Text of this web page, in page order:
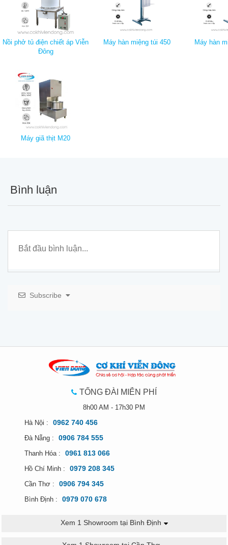
Nồi phở tủ điện chiết áp Viễn
Đông
Máy hàn miệng túi 450 Máy hàn
Máy giã thịt M20
Bình luận
Subscribe
TỔNG ĐÀI MIỄN PHÍ
8h00 AM - 17h30 PM
Hà Nội :
0962 740 456
Đà Nẵng : 0906 784 555
Thanh Hóa : 0961 813 066
Hồ Chí Minh : 0979 208 345
Cần Thơ : 0906 794 345
Bình Định : 0979 070 678
Xem 1 Showroom tại Bình Định